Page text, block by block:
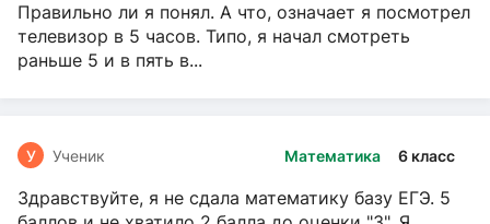
Правильно ли я понял. А что, означает я посмотрел
телевизор в 5 часов. Типо, я начал смотреть
раньше 5 и в пять в...
Математика 6 класс
У Ученик
Здравствуйте, я не сдала математику базу ЕГЭ. 5